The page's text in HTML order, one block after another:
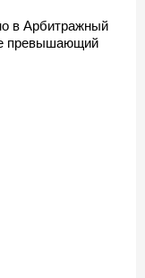
в Арбитражный
превышающий